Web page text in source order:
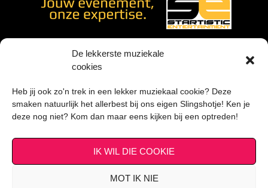
De lekkerste muziekale
cookies
Heb jij ook zo'n trek in een lekker muziekaal cookie? Deze
smaken natuurlijk het allerbest bij ons eigen Slingshotje! Ken je
deze nog niet? Kom dan maar eens kijken bij een optreden!
IK WIL DIE COOKIE
MOT IK NIE
Voor geluidstechniek werken wij samen met